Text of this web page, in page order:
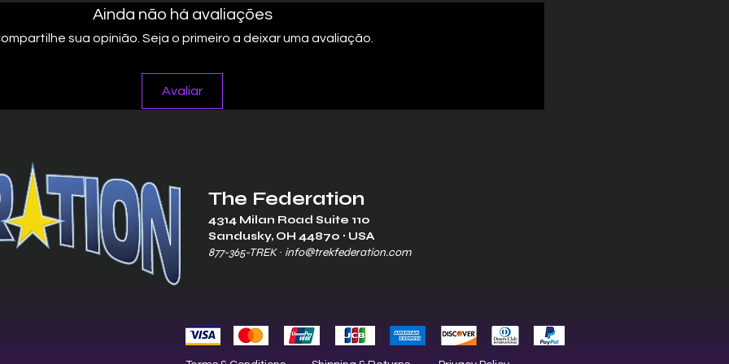
Ainda não há avaliações
sua opinião. Seja o primeiro a deixar uma avaliação.
Avaliar
The Federation
4314 Milan Road Suite 110
Sandusky, OH 44870 ∙ USA
877-365-TREK ∙ info@trekfederation.com